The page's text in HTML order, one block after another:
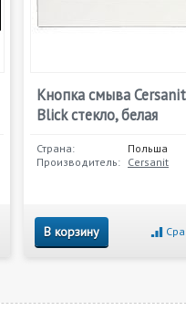
Кнопка смыва Cersanit
Blick стекло, белая
Страна:
Польша
Производитель: Cersanit
В корзину